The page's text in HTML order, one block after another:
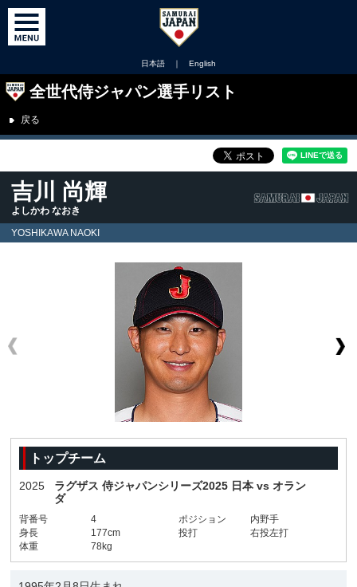
日本語 ｜ English
全世代侍ジャパン選手リスト
戻る
吉川 尚輝
よしかわ なおき
YOSHIKAWA NAOKI
トップチーム
2025
ラグザス 侍ジャパンシリーズ2025 日本 vs オラン
ダ
背番号 4 ポジション
内野手
身長
177cm 投打
右投左打
体重
78kg